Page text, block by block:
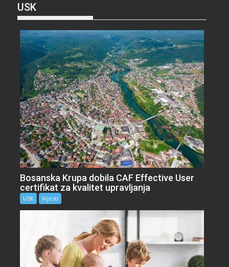
USK
Bosanska Krupa dobila CAF Effective User
certifikat za kvalitet upravljanja
USK Vijesti